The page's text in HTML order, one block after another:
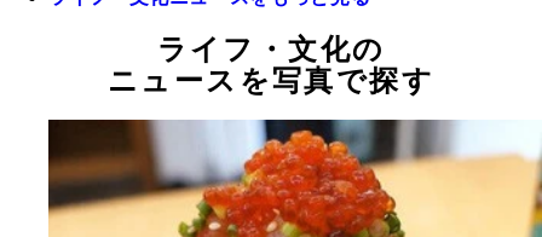
ライフ・文化の
ニュースを写真で探す